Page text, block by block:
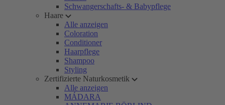
Schwangerschafts- & Babypflege
Haare
Alle anzeigen
Coloration
Conditioner
Haarpflege
Shampoo
Styling
Zertifizierte Naturkosmetik
Alle anzeigen
MÁDARA